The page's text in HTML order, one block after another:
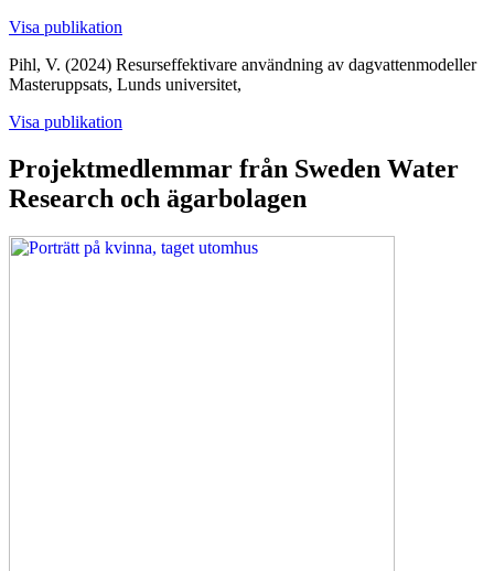
Visa publikation
Pihl, V. (2024) Resurseffektivare användning av dagvattenmodeller
Masteruppsats, Lunds universitet,
Visa publikation
Projektmedlemmar från Sweden Water
Research och ägarbolagen